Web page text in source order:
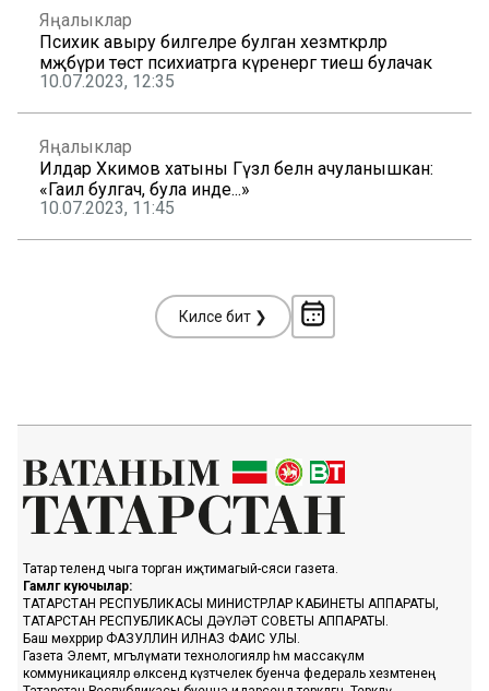
Яңалыклар
Психик авыру билгеләре булган хезмәткәрләр
мәҗбүри төстә психиатрга күренергә тиеш булачак
10.07.2023, 12:35
Яңалыклар
Илдар Хәкимов хатыны Гүзәл белән ачуланышкан:
«Гаилә булгач, була инде...»
10.07.2023, 11:45
Киләсе бит ❯
Татар телендә чыга торган иҗтимагый-сәяси газета.
Гамәлгә куючылар:
ТАТАРСТАН РЕСПУБЛИКАСЫ МИНИСТРЛАР КАБИНЕТЫ АППАРАТЫ,
ТАТАРСТАН РЕСПУБЛИКАСЫ ДӘҮЛӘТ СОВЕТЫ АППАРАТЫ.
Баш мөхәррир ФАЗУЛЛИН ИЛНАЗ ФАИС УЛЫ.
Газета Элемтә, мәгълүмати технологияләр һәм массакүләм
коммуникацияләр өлкәсендә күзәтчелек буенча федераль хезмәтенең